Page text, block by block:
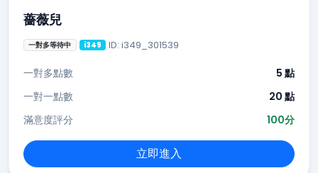
薔薇兒
一對多等待中 i349 ID: i349_301539
一對多點數
5 點
一對一點數
20 點
滿意度評分
100分
立即進入